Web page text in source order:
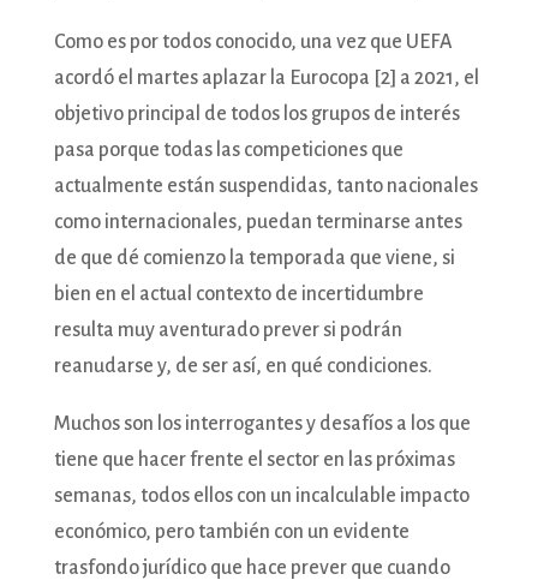
Como es por todos conocido, una vez que UEFA
acordó el martes aplazar la Eurocopa [2] a 2021, el
objetivo principal de todos los grupos de interés
pasa porque todas las competiciones que
actualmente están suspendidas, tanto nacionales
como internacionales, puedan terminarse antes
de que dé comienzo la temporada que viene, si
bien en el actual contexto de incertidumbre
resulta muy aventurado prever si podrán
reanudarse y, de ser así, en qué condiciones.
Muchos son los interrogantes y desafíos a los que
tiene que hacer frente el sector en las próximas
semanas, todos ellos con un incalculable impacto
económico, pero también con un evidente
trasfondo jurídico que hace prever que cuando